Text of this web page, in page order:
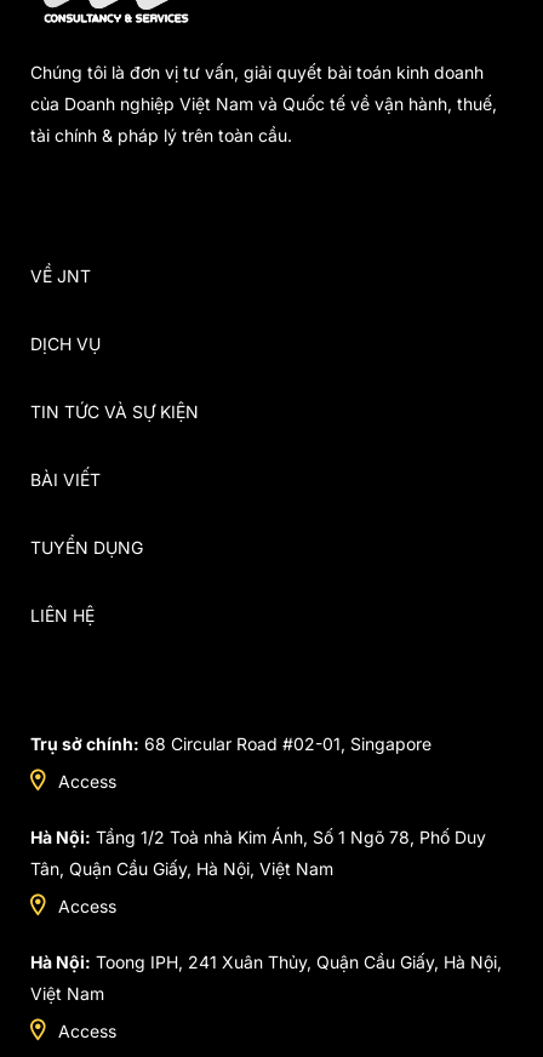
Chúng tôi là đơn vị tư vấn, giải quyết bài toán kinh doanh
của Doanh nghiệp Việt Nam và Quốc tế về vận hành, thuế,
tài chính & pháp lý trên toàn cầu.
VỀ JNT
DỊCH VỤ
TIN TỨC VÀ SỰ KIỆN
BÀI VIẾT
TUYỂN DỤNG
LIÊN HỆ
Trụ sở chính: 68 Circular Road #02-01, Singapore
Access
Hà Nội: Tầng 1/2 Toà nhà Kim Ánh, Số 1 Ngõ 78, Phố Duy
Tân, Quận Cầu Giấy, Hà Nội, Việt Nam
Access
Hà Nội: Toong IPH, 241 Xuân Thủy, Quận Cầu Giấy, Hà Nội,
Việt Nam
Access